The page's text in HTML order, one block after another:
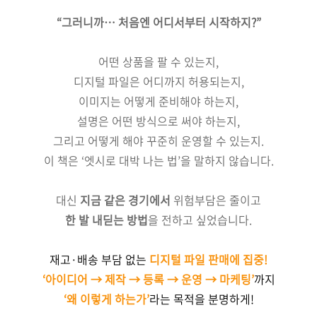
“그러니까… 처음엔 어디서부터 시작하지?”
어떤 상품을 팔 수 있는지,
디지털 파일은 어디까지 허용되는지,
이미지는 어떻게 준비해야 하는지,
설명은 어떤 방식으로 써야 하는지,
그리고 어떻게 해야 꾸준히 운영할 수 있는지.
이 책은 ‘엣시로 대박 나는 법’을 말하지 않습니다.
대신 지금 같은 경기에서 위험부담은 줄이고
한 발 내딛는 방법을 전하고 싶었습니다.
재고·배송 부담 없는 디지털 파일 판매에 집중!
‘아이디어 → 제작 → 등록 → 운영 → 마케팅’까지
‘왜 이렇게 하는가’라는 목적을 분명하게!